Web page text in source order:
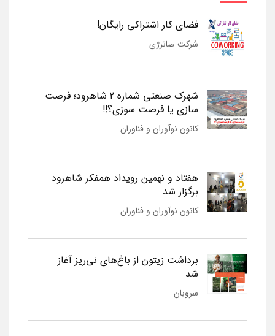
فضای کار اشتراکی رایگان!
شرکت صانرژی
شهرک صنعتی شماره 2 شاهرود؛ فرصت
سازی یا فرصت سوزی؟!!
کانون نوآوران و فناوران
هفتاد و نهمین رویداد همفکر شاهرود
برگزار شد
کانون نوآوران و فناوران
برداشت زیتون از باغ‌های نی‌ریز آغاز
شد
سروبان